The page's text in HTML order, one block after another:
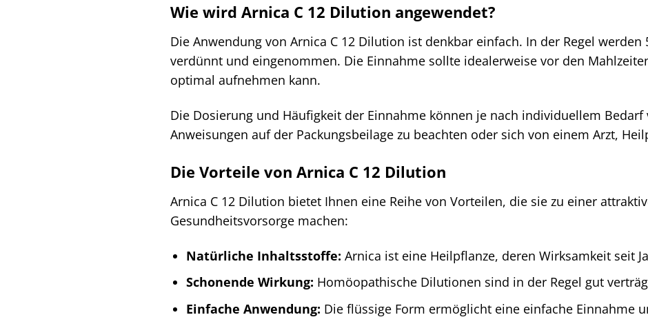
Wie wird Arnica C 12 Dilution angewendet?
Die Anwendung von Arnica C 12 Dilution ist denkbar einfach. In der Regel werden
verdünnt und eingenommen. Die Einnahme sollte idealerweise vor den
optimal aufnehmen kann.
Die Dosierung und Häufigkeit der Einnahme können je nach individuellem
Anweisungen auf der Packungsbeilage zu beachten oder sich von einem Arzt,
Die Vorteile von Arnica C 12 Dilution
Arnica C 12 Dilution bietet Ihnen eine Reihe von Vorteilen, die sie zu einer
Gesundheitsvorsorge machen:
Natürliche Inhaltsstoffe: Arnica ist eine Heilpflanze, deren Wirksamkeit seit
Schonende Wirkung: Homöopathische Dilutionen sind in der Regel gut
Einfache Anwendung: Die flüssige Form ermöglicht eine einfache Einnahme